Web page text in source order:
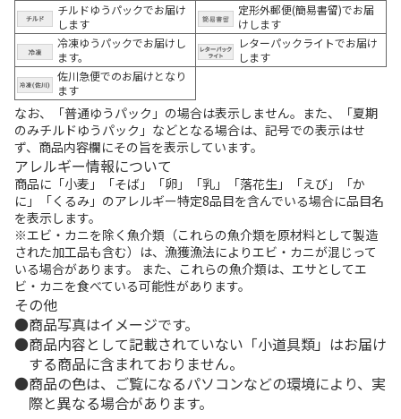
チルドゆうパックでお届け
します
定形外郵便(簡易書留)でお届
けします
冷凍ゆうパックでお届けし
ます。
レターパックライトでお届け
します
佐川急便でのお届けとなり
ます
なお、「普通ゆうパック」の場合は表示しません。また、「夏期
のみチルドゆうパック」などとなる場合は、記号での表示はせ
ず、商品内容欄にその旨を表示しています。
アレルギー情報について
商品に「小麦」「そば」「卵」「乳」「落花生」「えび」「か
に」「くるみ」のアレルギー特定8品目を含んでいる場合に品目名
を表示します。
※エビ・カニを除く魚介類（これらの魚介類を原材料として製造
された加工品も含む）は、漁獲漁法によりエビ・カニが混じって
いる場合があります。 また、これらの魚介類は、エサとしてエ
ビ・カニを食べている可能性があります。
その他
商品写真はイメージです。
商品内容として記載されていない「小道具類」はお届け
する商品に含まれておりません。
商品の色は、ご覧になるパソコンなどの環境により、実
際と異なる場合があります。